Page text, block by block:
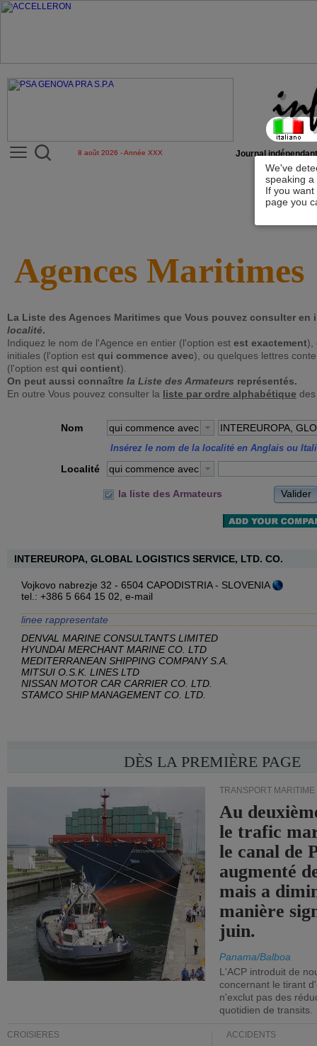
We've
speaking
If you
page you
8 août 2026 - Année XXX Journal
Agences Maritimes
La Liste des Agences Maritimes que Vous pouvez consulter
localité.
Indiquez le nom de l'Agence en entier (l'option est est exactement),
initiales (l'option est qui commence avec), ou quelques lettres
(l'option est qui contient).
On peut aussi connaître la Liste des Armateurs représentés.
En outre Vous pouvez consulter la liste par ordre alphabétique
Nom qui commence avec
Insérez le nom de la localité en Anglais ou
Localité qui commence avec
la liste des Armateurs Valider
INTEREUROPA, GLOBAL LOGISTICS SERVICE, LTD. CO.
Vojkovo nabrezje 32 - 6504 CAPODISTRIA - SLOVENIA
tel.: +386 5 664 15 02, e-mail
linee rappresentate
DENVAL MARINE CONSULTANTS LIMITED
HYUNDAI MERCHANT MARINE CO. LTD
MEDITERRANEAN SHIPPING COMPANY S.A.
MITSUI O.S.K. LINES LTD
NISSAN MOTOR CAR CARRIER CO. LTD.
STAMCO SHIP MANAGEMENT CO. LTD.
DÈS LA PREMIÈRE PAGE
TRANSPORT MARITIME
Au
le trafic
le canal de
augmenté
mais a
manière
juin.
Panama/Balboa
L'ACP introduit de
concernant le tirant
n'exclut pas des
quotidien de transits.
CROISIÈRES ACCIDENTS